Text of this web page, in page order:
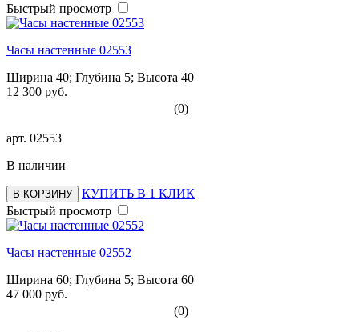
Быстрый просмотр
Часы настенные 02553
Ширина 40; Глубина 5; Высота 40
12 300 руб.
(0)
арт. 02553
В наличии
В КОРЗИНУ
КУПИТЬ В 1 КЛИК
Быстрый просмотр
Часы настенные 02552
Ширина 60; Глубина 5; Высота 60
47 000 руб.
(0)